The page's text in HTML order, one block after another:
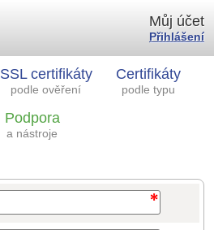
SSL certifikáty
podle ověření
Certifikáty
podle typu
Podpora
a nástroje
Můj účet
Přihlášení